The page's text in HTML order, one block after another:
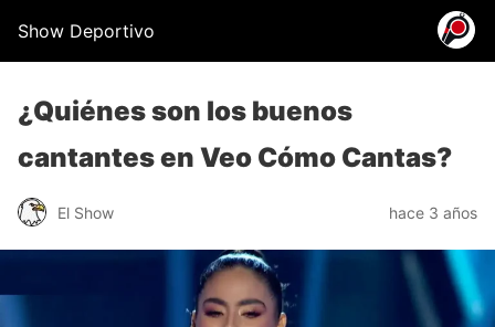
Show Deportivo
¿Quiénes son los buenos
cantantes en Veo Cómo Cantas?
El Show hace 3 años